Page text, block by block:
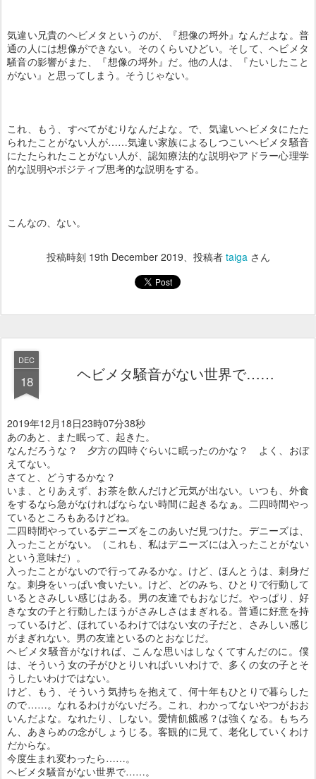
気違い兄貴のヘビメタというのが、『想像の埒外』なんだよな。普
通の人には想像ができない。そのくらいひどい。そして、ヘビメタ
騒音の影響がまた、『想像の埒外』だ。他の人は、『たいしたこと
がない』と思ってしまう。そうじゃない。
これ、もう、すべてがむりなんだよな。で、気違いヘビメタにたた
られたことがない人が……気違い家族によるしつこいヘビメタ騒音
にたたられたことがない人が、認知療法的な説明やアドラー心理学
的な説明やポジティブ思考的な説明をする。
こんなの、ない。
投稿時刻 19th December 2019、投稿者 taigaさん
DEC
18 ヘビメタ騒音がない世界で……
2019年12月18日23時07分38秒
あのあと、また眠って、起きた。
なんだろうな？ 夕方の四時ぐらいに眠ったのかな？ よく、おぼ
えてない。
さてと、どうするかな？
いま、とりあえず、お茶を飲んだけど元気が出ない。いつも、外食
をするなら急がなければならない時間に起きるなぁ。二四時間やっ
ているところもあるけどね。
二四時間やっているデニーズをこのあいだ見つけた。デニーズは、
入ったことがない。（これも、私はデニーズには入ったことがない
という意味だ）。
入ったことがないので行ってみるかな。けど、ほんとうは、刺身だ
な。刺身をいっぱい食いたい。けど、どのみち、ひとりで行動して
いるとさみしい感じはある。男の友達でもおなじだ。やっぱり、好
きな女の子と行動したほうがさみしさはまぎれる。普通に好意を持
っているけど、ほれているわけではない女の子だと、さみしい感じ
がまぎれない。男の友達といるのとおなじだ。
ヘビメタ騒音がなければ、こんな思いはしなくてすんだのに。僕
は、そういう女の子がひとりいればいいわけで、多くの女の子とそ
うしたいわけではない。
けど、もう、そういう気持ちを抱えて、何十年もひとりで暮らした
ので……。なれるわけがないだろ。これ、わかってないやつがおお
いんだよな。なれたり、しない。愛情飢餓感？は強くなる。もちろ
ん、あきらめの念がしょうじる。客観的に見て、老化していくわけ
だからな。
今度生まれ変わったら……。
ヘビメタ騒音がない世界で……。